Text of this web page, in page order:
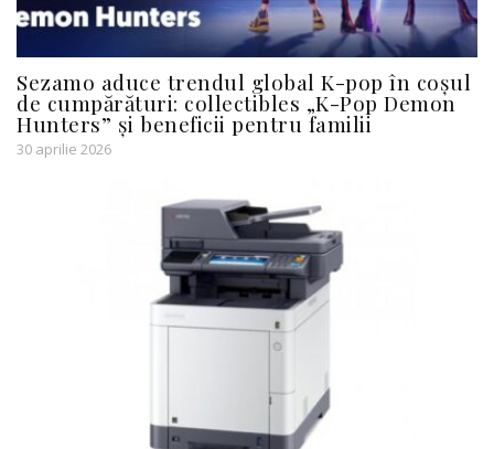
Sezamo aduce trendul global K-pop în coșul
de cumpărături: collectibles „K-Pop Demon
Hunters” și beneficii pentru familii
30 aprilie 2026